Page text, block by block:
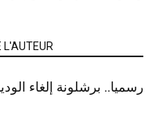
L'AUTEUR
رسميا.. برشلونة إلغاء